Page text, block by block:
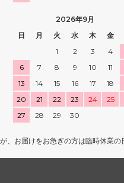
2026年9月
日
月 火 水 木 金
1
2 3 4
6
7 8 9 10 11
13
14 15 16 17 18
20
21 22 23 24 25
27
28 29 30
、お届けをお急ぎの方は臨時休業の